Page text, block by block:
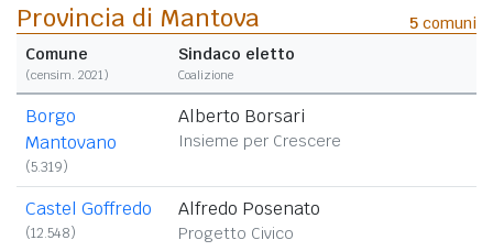
Provincia di Mantova 5 comuni
Comune
(censim. 2021)
Sindaco eletto
Coalizione
Borgo
Mantovano
(5.319)
Alberto Borsari
Insieme per Crescere
Castel Goffredo
(12.548)
Alfredo Posenato
Progetto Civico